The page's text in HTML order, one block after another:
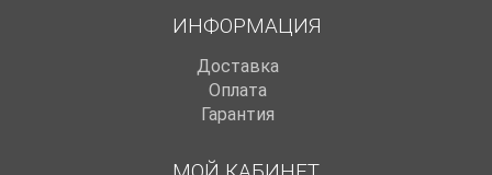
ИНФОРМАЦИЯ
Доставка
Оплата
Гарантия